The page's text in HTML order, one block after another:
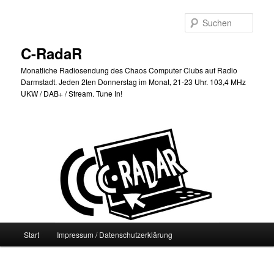
C-RadaR
Monatliche Radiosendung des Chaos Computer Clubs auf Radio
Darmstadt. Jeden 2ten Donnerstag im Monat, 21-23 Uhr. 103,4 MHz
UKW / DAB+ / Stream. Tune In!
Start Impressum / Datenschutzerklärung